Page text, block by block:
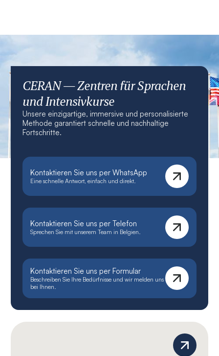
CERAN — Zentren für Sprachen
und Intensivkurse
Unsere einzigartige, immersive und personalisierte
Methode garantiert schnelle und nachhaltige
Fortschritte.
Kontaktieren Sie uns per WhatsApp
Eine schnelle Antwort, einfach und direkt.
Kontaktieren Sie uns per Telefon
Sprechen Sie mit unserem Team in Belgien.
Kontaktieren Sie uns per Formular
Beschreiben Sie Ihre Bedürfnisse und wir melden uns
bei Ihnen.